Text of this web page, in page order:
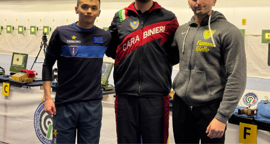
Organigramma
Carte Federali
Comitati Regionali
Manifesto
Tesseramento
Commissioni